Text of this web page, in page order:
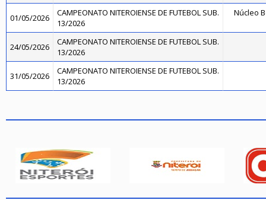
01/05/2026
CAMPEONATO NITEROIENSE DE FUTEBOL SUB.
13/2026
Núcleo
24/05/2026
CAMPEONATO NITEROIENSE DE FUTEBOL SUB.
13/2026
31/05/2026
CAMPEONATO NITEROIENSE DE FUTEBOL SUB.
13/2026